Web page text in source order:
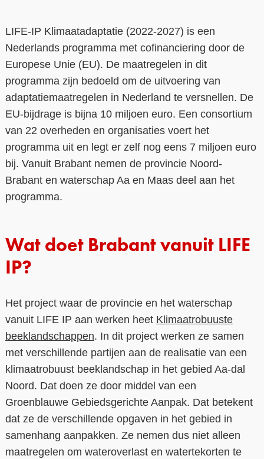
LIFE-IP Klimaatadaptatie (2022-2027) is een
Nederlands programma met cofinanciering door de
Europese Unie (EU). De maatregelen in dit
programma zijn bedoeld om de uitvoering van
adaptatiemaatregelen in Nederland te versnellen. De
EU-bijdrage is bijna 10 miljoen euro. Een consortium
van 22 overheden en organisaties voert het
programma uit en legt er zelf nog eens 7 miljoen euro
bij. Vanuit Brabant nemen de provincie Noord-
Brabant en waterschap Aa en Maas deel aan het
programma.
Wat doet Brabant vanuit LIFE
IP?
Het project waar de provincie en het waterschap
vanuit LIFE IP aan werken heet Klimaatrobuuste
beeklandschappen. In dit project werken ze samen
met verschillende partijen aan de realisatie van een
klimaatrobuust beeklandschap in het gebied Aa-dal
Noord. Dat doen ze door middel van een
Groenblauwe Gebiedsgerichte Aanpak. Dat betekent
dat ze de verschillende opgaven in het gebied in
samenhang aanpakken. Ze nemen dus niet alleen
maatregelen om wateroverlast en watertekorten te
Over ons
LIFE-IP Klimaatadaptatie
Weerbaar Dommelland